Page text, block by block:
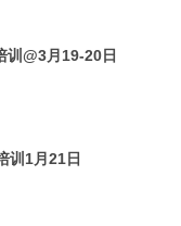
训@3月19-20日
训1月21日